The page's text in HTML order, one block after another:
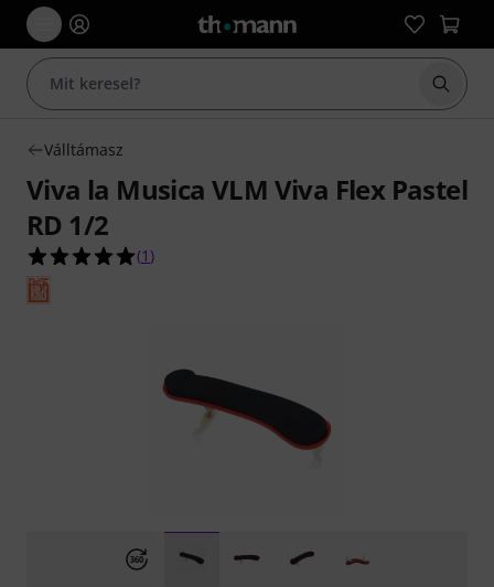
Válltámasz
Viva la Musica VLM Viva Flex Pastel
RD 1/2
5.0/5 csillag, összesen 1 értékelés alapján
(1 )